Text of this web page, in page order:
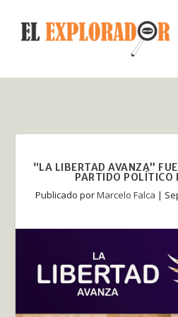
“LA LIBERTAD AVANZA”
PARTIDO POLÍTICO
Publicado porMarcelo Falca |